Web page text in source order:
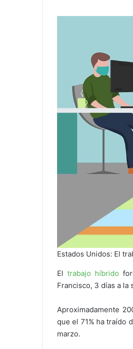
Estados Unidos: El
Eltrabajo híbrido
Francisco, 3 días a la
Aproximadamente
que el 71% ha traído
marzo.